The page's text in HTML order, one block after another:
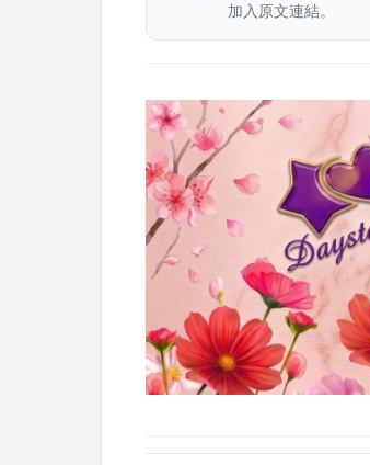
加入原文連結。